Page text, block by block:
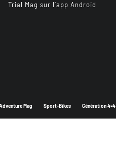
Trial Mag sur l’app Android
Mag Sport-Bikes Génération 4×4